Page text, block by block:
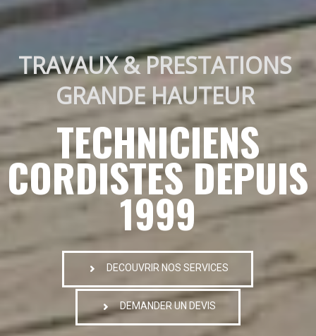
TRAVAUX & PRESTATIONS
GRANDE HAUTEUR
TECHNICIENS
CORDISTES DEPUIS
1999
DECOUVRIR NOS SERVICES
DEMANDER UN DEVIS